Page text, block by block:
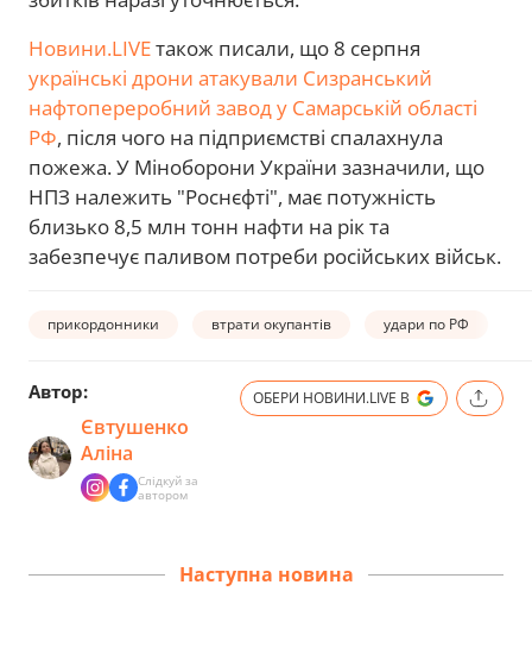
Новини.LIVEтакож писали, що 8 серпня
українські дрони атакували Сизранський
нафтопереробний завод у Самарській області
РФ, після чого на підприємстві спалахнула
пожежа. У Міноборони України зазначили, що
НПЗ належить "Роснєфті", має потужність
близько 8,5 млн тонн нафти на рік та
забезпечує паливом потреби російських військ.
прикордонники втрати окупантів удари по РФ
Автор:
Євтушенко
Аліна
Слідкуй за
автором
ОБЕРИ НОВИНИ.LIVE В
Наступна новина